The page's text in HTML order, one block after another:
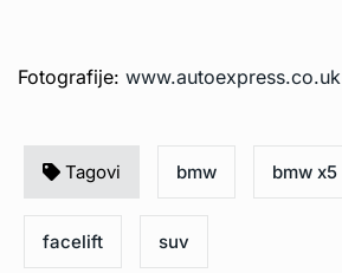
Fotografije: www.autoexpress.co.uk
Tagovi bmw bmw x5
facelift suv